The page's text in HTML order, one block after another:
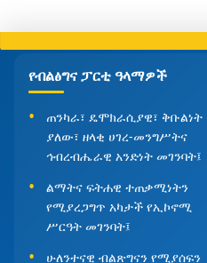
የብልፅግና ፓርቲ ዓላማዎች
ጠንካራ፣ ዴሞክራሲያዊ፣ ቅቡልነት
ያለው፣ ዘላቂ ሀገረ-መንግሥትና
ኅብረብሔራዊ አንድነት መገንባት፤
ልማትና ፍትሐዊ ተጠቃሚነትን
የሚያረጋግጥ አካታች የኢኮኖሚ
ሥርዓት መገንባት፤
ሁለንተናዊ ብልጽግናን የሚያሰፍን